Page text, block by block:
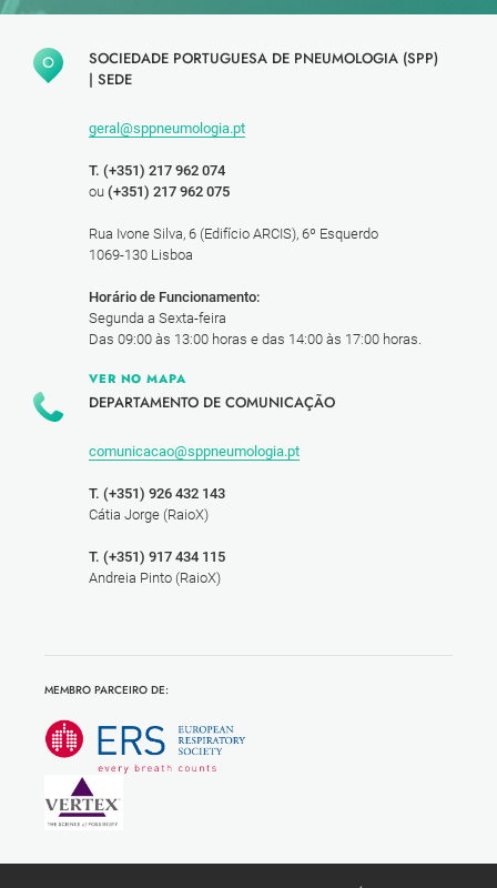
SOCIEDADE PORTUGUESA DE PNEUMOLOGIA (SPP)
| SEDE
geral@sppneumologia.pt
T. (+351) 217 962 074
ou (+351) 217 962 075
Rua Ivone Silva, 6 (Edifício ARCIS), 6º Esquerdo
1069-130 Lisboa
Horário de Funcionamento:
Segunda a Sexta-feira
Das 09:00 às 13:00 horas e das 14:00 às 17:00 horas.
VER NO MAPA
DEPARTAMENTO DE COMUNICAÇÃO
comunicacao@sppneumologia.pt
T. (+351) 926 432 143
Cátia Jorge (RaioX)
T. (+351) 917 434 115
Andreia Pinto (RaioX)
MEMBRO PARCEIRO DE: